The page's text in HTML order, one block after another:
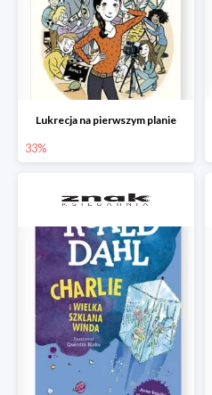
Lukrecja na pierwszym planie
33%